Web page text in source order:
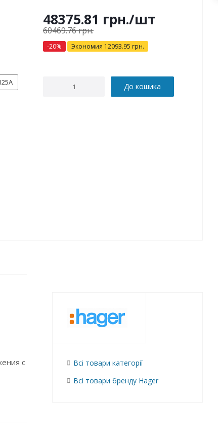
48375.81 грн./шт
60469.76грн.
-20% Экономия 12093.95 грн.
До кошика
с
Всі товари категорії
Всі товари бренду Hager